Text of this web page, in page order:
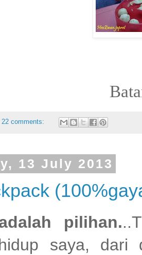
22 comments:
13 July 2013
pilihan.
saya, dari